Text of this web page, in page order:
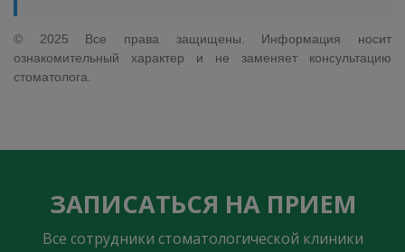
© 2025 Все права защищены. Информация носит
ознакомительный характер и не заменяет консультацию
стоматолога.
ЗАПИСАТЬСЯ НА ПРИЕМ
Все сотрудники стоматологической клиники